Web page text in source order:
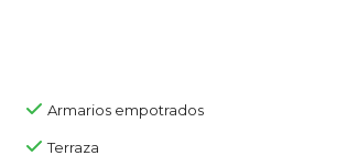
Armarios empotrados
Terraza